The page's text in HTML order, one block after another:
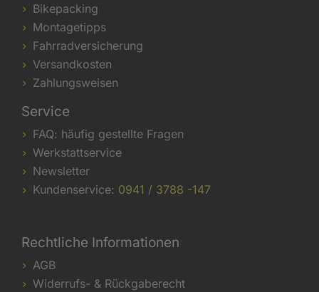
Bikepacking
Montagetipps
Fahrradversicherung
Versandkosten
Zahlungsweisen
Service
FAQ: häufig gestellte Fragen
Werkstattservice
Newsletter
Kundenservice: 0941 / 3788 -147
Rechtliche Informationen
AGB
Widerrufs- & Rückgaberecht